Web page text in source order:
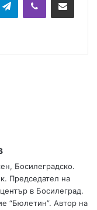
Босилеградско.
Председател на
в Босилеград.
“Бюлетин”. Автор на